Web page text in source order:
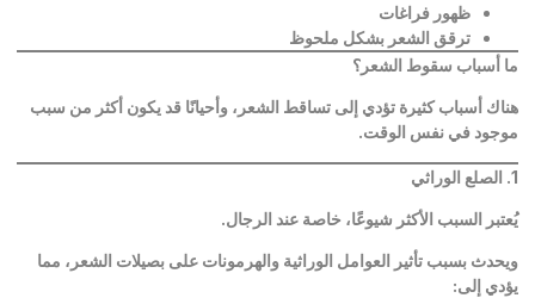
ظهور فراغات
ترقق الشعر بشكل ملحوظ
ما أسباب سقوط الشعر؟
هناك أسباب كثيرة تؤدي إلى تساقط الشعر، وأحيانًا قد يكون أكثر من سبب
موجود في نفس الوقت.
1. الصلع الوراثي
يُعتبر السبب الأكثر شيوعًا، خاصة عند الرجال.
ويحدث بسبب تأثير العوامل الوراثية والهرمونات على بصيلات الشعر، مما
يؤدي إلى: